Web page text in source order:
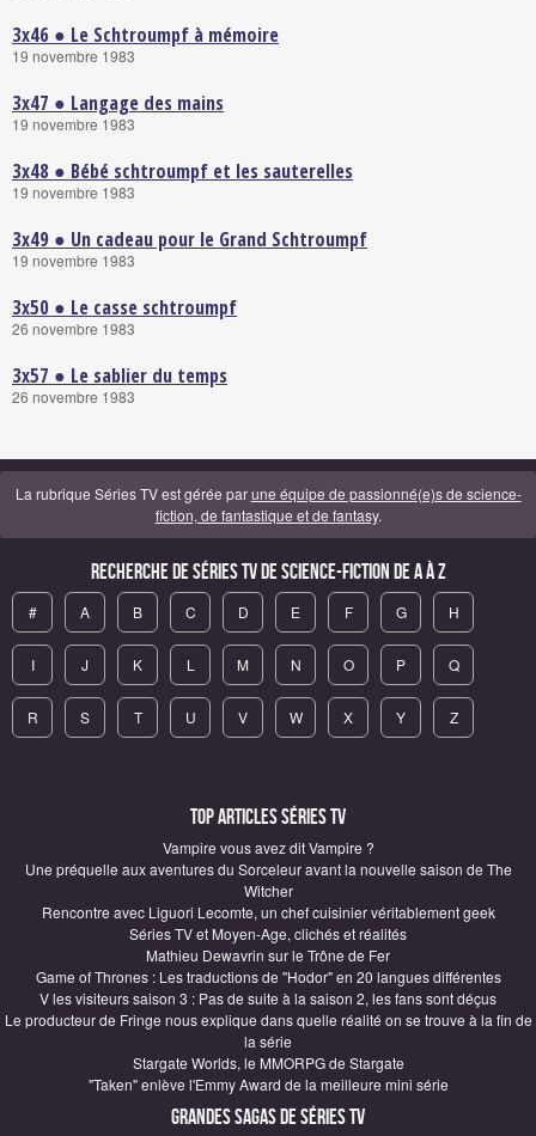
3x46 ● Le Schtroumpf à mémoire
19 novembre 1983
3x47 ● Langage des mains
19 novembre 1983
3x48 ● Bébé schtroumpf et les sauterelles
19 novembre 1983
3x49 ● Un cadeau pour le Grand Schtroumpf
19 novembre 1983
3x50 ● Le casse schtroumpf
26 novembre 1983
3x57 ● Le sablier du temps
26 novembre 1983
La rubrique Séries TV est gérée parune équipe de passionné(e)s de science-
fiction, de fantastique et de fantasy.
Recherche de Séries TV de science-fiction de A à Z
# A B C D E F G H
I J K L M N O P Q
R S T U V W X Y Z
Top articles Séries TV
Vampire vous avez dit Vampire ?
Une préquelle aux aventures du Sorceleur avant la nouvelle saison de The
Witcher
Rencontre avec Liguori Lecomte, un chef cuisinier véritablement geek
Séries TV et Moyen-Age, clichés et réalités
Mathieu Dewavrin sur le Trône de Fer
Game of Thrones : Les traductions de "Hodor" en 20 langues différentes
V les visiteurs saison 3 : Pas de suite à la saison 2, les fans sont déçus
Le producteur de Fringe nous explique dans quelle réalité on se trouve à la fin de
la série
Stargate Worlds, le MMORPG de Stargate
"Taken" enlève l'Emmy Award de la meilleure mini série
Grandes sagas de Séries TV